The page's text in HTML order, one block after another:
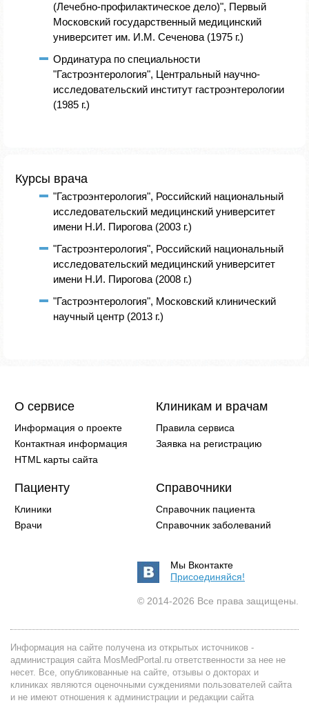
(Лечебно-профилактическое дело)", Первый
Московский государственный медицинский
университет им. И.М. Сеченова (1975 г.)
Ординатура по специальности
"Гастроэнтерология", Центральный научно-
исследовательский институт гастроэнтерологии
(1985 г.)
Курсы врача
"Гастроэнтерология", Российский национальный
исследовательский медицинский университет
имени Н.И. Пирогова (2003 г.)
"Гастроэнтерология", Российский национальный
исследовательский медицинский университет
имени Н.И. Пирогова (2008 г.)
"Гастроэнтерология", Московский клинический
научный центр (2013 г.)
О сервисе
Информация о проекте
Контактная информация
HTML карты сайта
Клиникам и врачам
Правила сервиса
Заявка на регистрацию
Пациенту
Клиники
Врачи
Справочники
Справочник пациента
Справочник заболеваний
Мы Вконтакте
Присоединяйся!
© 2014-2026 Все права защищены.
Информация на сайте получена из открытых источников -
администрация сайта MosMedPortal.ru ответственности за нее не
несет. Все, опубликованные на сайте, отзывы о докторах и
клиниках являются оценочными суждениями пользователей сайта
и не имеют отношения к администрации и редакции сайта